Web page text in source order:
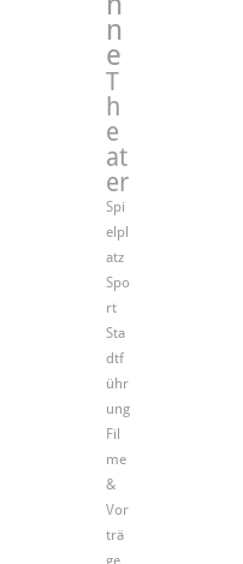
n
e
T
h
e
at
er
Spi
elpl
atz
Spo
rt
Sta
dtf
ühr
ung
Fil
me
&
Vor
trä
ge